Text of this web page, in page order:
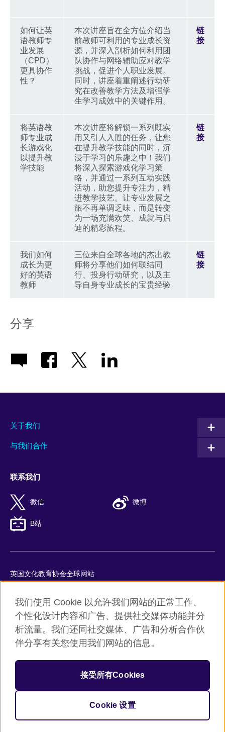
如何让英
语教师专
业发展
（CPD）
更具协作
性？
本次讲座旨在全方位介绍当
前教师可利用的专业成长资
源，并深入剖析如何利用团
队协作与网络辅助应对教学
挑战，促进个人职业发展。
同时，讲座着重阐述行动研
究在改善教学方法及增强学
生学习成效中的关键作用。
链
接
将英语教
师专业成
长游戏化
以提升教
学技能
本次讲座将解锁一系列既实
用又引人入胜的任务，让您
在提升教学技能的同时，沉
浸于学习的乐趣之中！我们
将深入探索游戏化学习策
略，并通过一系列互动实践
活动，助您提升专注力，精
进教学技艺。让专业发展之
旅不再单调乏味，而是转变
为一场充满欢笑、成就与启
迪的精彩旅程。
链
接
我们如何
成长为更
好的英语
教师
三位来自全球各地的杰出教
师将分享他们如何联结同
行、投身行动研究，以及主
导自身专业成长的宝贵经验
链
接
分享
关于我们
与我们合作
联系我们
微信 微博
B站
英国文化教育协会全球网站
Cookie
网站地图
ICP number: 京ICP备10044692号-8
京公网安备11010502045859号
英国文化教育协会是英国提供教育机会与促进文化交流的国际机
机构注册号：209131 （英格兰与威尔士）SC037733 （苏格兰）
我们使用 Cookie 以允许我们网站的正常工作、
个性化设计内容和广告、提供社交媒体功能并分
析流量。我们还同社交媒体、广告和分析合作伙
伴分享有关您使用我们网站的信息。
接受所有Cookies
Cookie 设置